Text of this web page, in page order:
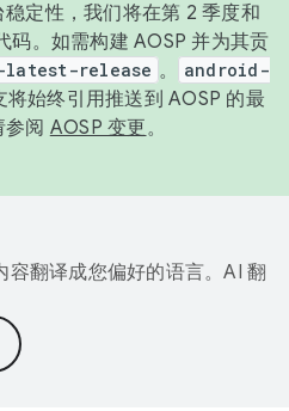
定性，我们将在第 2 季度和
码。如需构建 AOSP 并为其贡
latest-release 。
android-
将始终引用推送到 AOSP 的最
阅 AOSP 变更。
翻译成您偏好的语言。AI 翻